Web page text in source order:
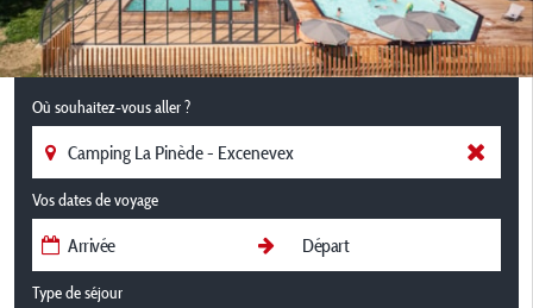
Où souhaitez-vous aller ?
Vos dates de voyage
Type de séjour